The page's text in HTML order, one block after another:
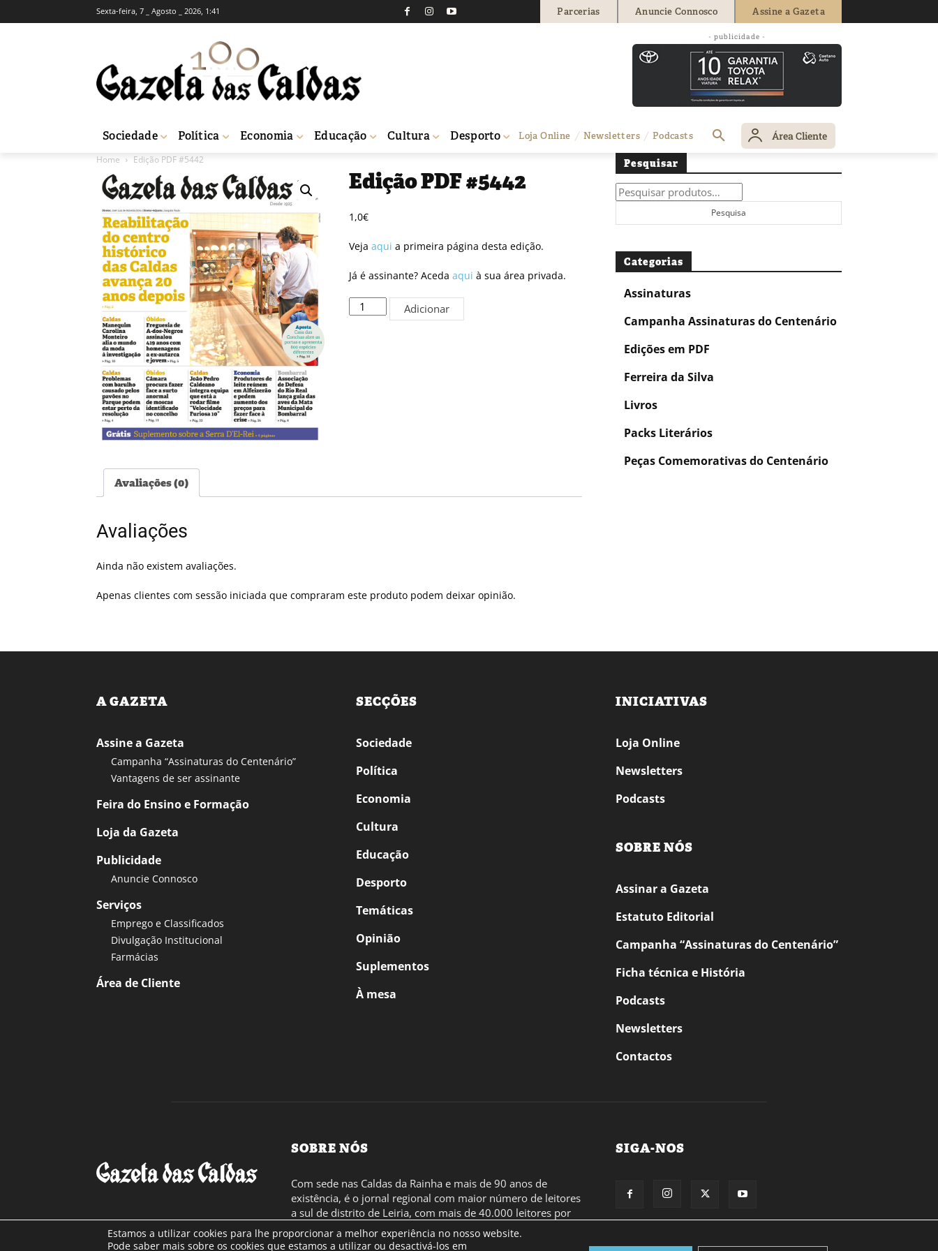
Sexta-feira, 7 _ Agosto _ 2026, 1:41 Parcerias Anuncie Connosco Assine a Gazeta
- publicidade -
Sociedade Política Economia Educação Cultura Desporto Loja Online Newsletters Podcasts Área Cliente
Home Edição PDF #5442
Edição PDF #5442
1,0€
Veja aqui a primeira página desta edição.
Já é assinante? Aceda aqui à sua área privada.
Quantidade
de
Adicionar
Avaliações (0)
Avaliações
Ainda não existem avaliações.
Apenas clientes com sessão iniciada que compraram este produto podem deixar opinião.
Pesquisar
Pesquisar
por:
Pesquisa
Categorias
Assinaturas
Campanha Assinaturas do Centenário
Edições em PDF
Ferreira da Silva
Livros
Packs Literários
Peças Comemorativas do Centenário
A GAZETA
Assine a Gazeta
Campanha “Assinaturas do Centenário”
Vantagens de ser assinante
Feira do Ensino e Formação
Loja da Gazeta
Publicidade
Anuncie Connosco
Serviços
Emprego e Classificados
Divulgação Institucional
Farmácias
Área de Cliente
SECÇÕES
Sociedade
Política
Economia
Cultura
Educação
Desporto
Temáticas
Opinião
Suplementos
À mesa
INICIATIVAS
Loja Online
Newsletters
Podcasts
SOBRE NÓS
Assinar a Gazeta
Estatuto Editorial
Campanha “Assinaturas do Centenário”
Ficha técnica e História
Podcasts
Newsletters
Contactos
SOBRE NÓS
Com sede nas Caldas da Rainha e mais de 90 anos de
existência, é o jornal regional com maior número de leitores
a sul de distrito de Leiria, com mais de 40.000 leitores por
toda a região Oeste. Jornal com distribuição em Portugal
Continental e assinatura online.
SIGA-NOS
Estamos a utilizar cookies para lhe proporcionar a melhor experiência no nosso website.
Pode saber mais sobre os cookies que estamos a utilizar ou desactivá-los em